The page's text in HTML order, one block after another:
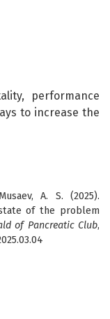
performance
to increase the
A. S. (2025).
of the problem
of Pancreatic Club,